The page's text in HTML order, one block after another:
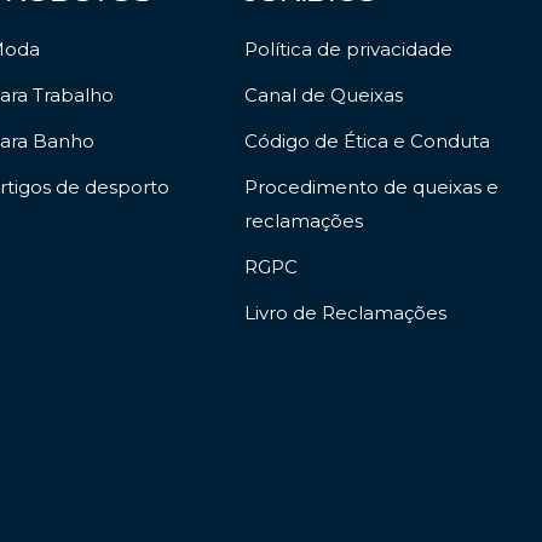
Trabalho
Banho
de desporto
Política de privacidade
Canal de Queixas
Código de Ética e Conduta
Procedimento de queixas e
reclamações
RGPC
Livro de Reclamações